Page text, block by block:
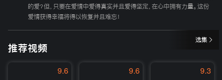
的爱？但，只要在爱情中爱得真实并且爱得坚定，在心中拥有力量。这份
爱情获得幸福将得以恢复并且难忘！
选集
推荐视频
9.6 9.6 9.3